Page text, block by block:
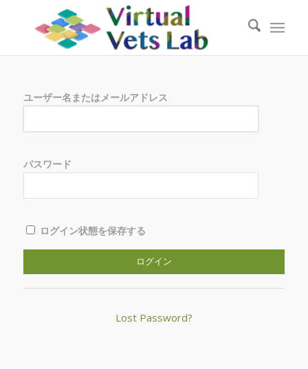
ユーザー名またはメールアドレス
パスワード
ログイン状態を保存する
Lost Password?